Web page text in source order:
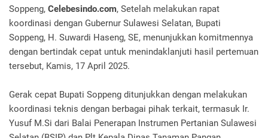
Soppeng, Celebesindo.com, Setelah melakukan rapat
koordinasi dengan Gubernur Sulawesi Selatan, Bupati
Soppeng, H. Suwardi Haseng, SE, menunjukkan komitmennya
dengan bertindak cepat untuk menindaklanjuti hasil pertemuan
tersebut, Kamis, 17 April 2025.
Gerak cepat Bupati Soppeng ditunjukkan dengan melakukan
koordinasi teknis dengan berbagai pihak terkait, termasuk Ir.
Yusuf M.Si dari Balai Penerapan Instrumen Pertanian Sulawesi